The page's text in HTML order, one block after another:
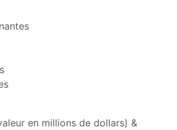
en millions de dollars) &